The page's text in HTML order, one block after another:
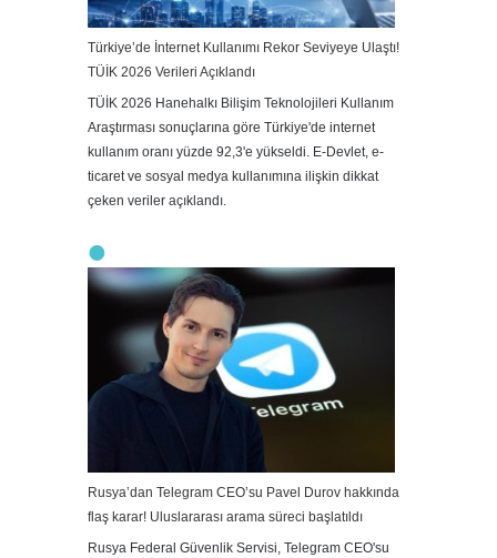
Türkiye’de İnternet Kullanımı Rekor Seviyeye Ulaştı!
TÜİK 2026 Verileri Açıklandı
TÜİK 2026 Hanehalkı Bilişim Teknolojileri Kullanım
Araştırması sonuçlarına göre Türkiye'de internet
kullanım oranı yüzde 92,3'e yükseldi. E-Devlet, e-
ticaret ve sosyal medya kullanımına ilişkin dikkat
çeken veriler açıklandı.
Rusya’dan Telegram CEO’su Pavel Durov hakkında
flaş karar! Uluslararası arama süreci başlatıldı
Rusya Federal Güvenlik Servisi, Telegram CEO'su